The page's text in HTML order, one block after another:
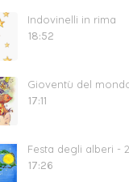
Indovinelli in rima
18:52
Gioventù del
17:11
Festa degli alberi -
17:26